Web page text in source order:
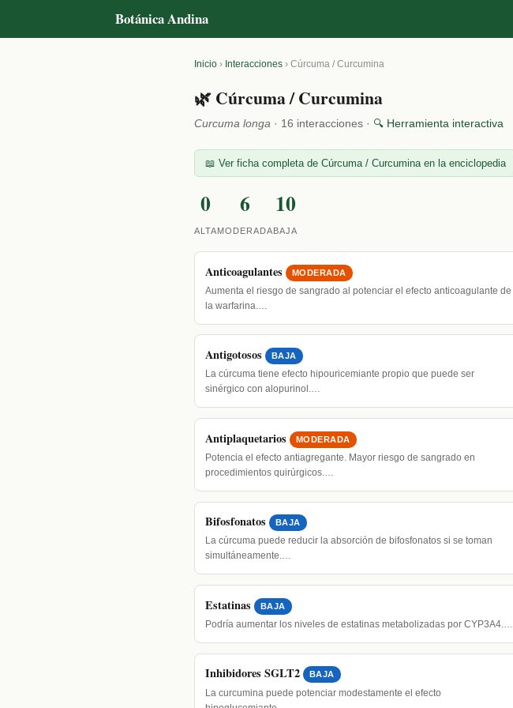
Botánica Andina
Inicio › Interacciones › Cúrcuma / Curcumina
🌿 Cúrcuma / Curcumina
Curcuma longa · 16 interacciones · 🔍 Herramienta interactiva
📖 Ver ficha completa de Cúrcuma / Curcumina en la enciclopedia
0
ALTA
6
MODERADA
10
BAJA
Anticoagulantes MODERADA
Aumenta el riesgo de sangrado al potenciar el efecto anticoagulante de
la warfarina.…
Antigotosos BAJA
La cúrcuma tiene efecto hipouricemiante propio que puede ser
sinérgico con alopurinol.…
Antiplaquetarios MODERADA
Potencia el efecto antiagregante. Mayor riesgo de sangrado en
procedimientos quirúrgicos.…
Bifosfonatos BAJA
La cúrcuma puede reducir la absorción de bifosfonatos si se toman
simultáneamente.…
Estatinas BAJA
Podría aumentar los niveles de estatinas metabolizadas por CYP3A4.…
Inhibidores SGLT2 BAJA
La curcumina puede potenciar modestamente el efecto